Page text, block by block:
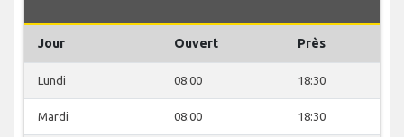
Jour Ouvert Près
Lundi 08:00 18:30
Mardi 08:00 18:30